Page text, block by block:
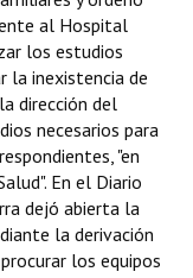
al Hospital
los estudios
la inexistencia de
dirección del
necesarios para
"en
En el Diario
dejó abierta la
la derivación
los equipos